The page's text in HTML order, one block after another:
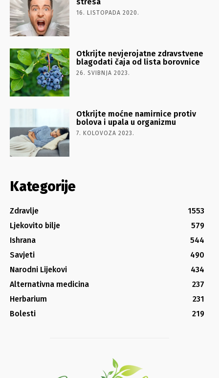
16. LISTOPADA 2020.
Otkrijte nevjerojatne zdravstvene
blagodati čaja od lista borovnice
26. SVIBNJA 2023.
Otkrijte moćne namirnice protiv
bolova i upala u organizmu
7. KOLOVOZA 2023.
Kategorije
Zdravlje
1553
Ljekovito bilje
579
Ishrana
544
Savjeti
490
Narodni Lijekovi
434
Alternativna medicina
237
Herbarium
231
Bolesti
219